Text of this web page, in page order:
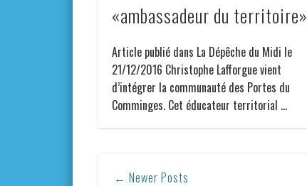
«ambassadeur du territoire»
Article publié dans La Dépêche du Midi le
21/12/2016 Christophe Lafforgue vient
d’intégrer la communauté des Portes du
Comminges. Cet éducateur territorial …
← Newer Posts